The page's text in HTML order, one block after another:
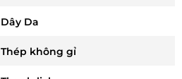
Dây Da
Thép không gỉ